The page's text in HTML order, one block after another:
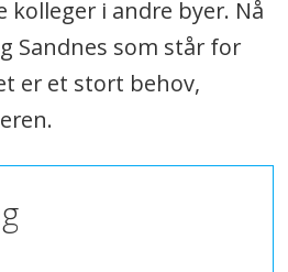
kolleger i andre byer. Nå
Sandnes som står for
er et stort behov,